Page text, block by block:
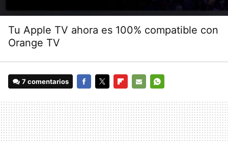
Tu Apple TV ahora es 100% compatible con
Orange TV
7 comentarios
MAIL